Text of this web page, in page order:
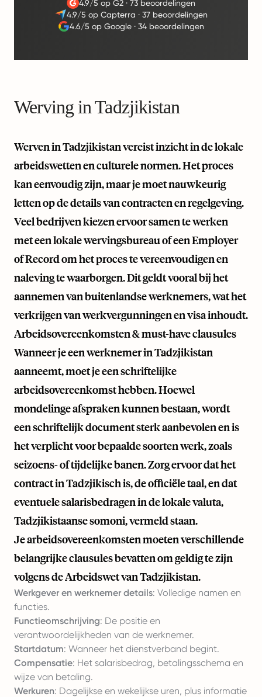
4.9/5 op G2· 73 beoordelingen
4.9/5 op Capterra · 37 beoordelingen
4.6/5 op Google ·34 beoordelingen
Werving in Tadzjikistan
Werven in Tadzjikistan vereist inzicht in de lokale
arbeidswetten en culturele normen. Het proces
kan eenvoudig zijn, maar je moet nauwkeurig
letten op de details van contracten en regelgeving.
Veel bedrijven kiezen ervoor samen te werken
met een lokale wervingsbureau of een Employer
of Record om het proces te vereenvoudigen en
naleving te waarborgen. Dit geldt vooral bij het
aannemen van buitenlandse werknemers, wat het
verkrijgen van werkvergunningen en visa inhoudt.
Arbeidsovereenkomsten & must-have clausules
Wanneer je een werknemer in Tadzjikistan
aanneemt, moet je een schriftelijke
arbeidsovereenkomst hebben. Hoewel
mondelinge afspraken kunnen bestaan, wordt
een schriftelijk document sterk aanbevolen en is
het verplicht voor bepaalde soorten werk, zoals
seizoens- of tijdelijke banen. Zorg ervoor dat het
contract in Tadzjikisch is, de officiële taal, en dat
eventuele salarisbedragen in de lokale valuta,
Tadzjikistaanse somoni, vermeld staan.
Je arbeidsovereenkomsten moeten verschillende
belangrijke clausules bevatten om geldig te zijn
volgens de Arbeidswet van Tadzjikistan.
Werkgever en werknemer details: Volledige namen en
functies.
Functieomschrijving: De positie en
verantwoordelijkheden van de werknemer.
Startdatum: Wanneer het dienstverband begint.
Compensatie: Het salarisbedrag, betalingsschema en
wijze van betaling.
Werkuren: Dagelijkse en wekelijkse uren, plus informatie